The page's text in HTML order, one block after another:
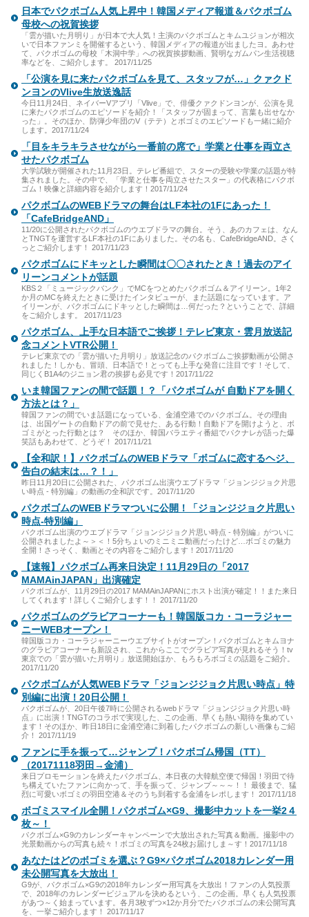
日本でパクボゴム人気上昇中！韓国メディア報道＆パクボゴム
母校への祝賀挨拶
「雲が描いた月明り」が日本で大人気！主演のパクボゴムとキムユジョンが相次
いで日本ファンミを開催するという、韓国メディアの報道が出ましたヨ。あわせ
て、パクボゴムの母校「木洞中学」への祝賀挨拶動画、賢明なガムパン生活視聴
率などを、ご紹介します。 2017/11/25
「公演を見に来たパクボゴムを見て、スタッフが…」クァクド
ンヨンのVlive生放送逸話
今日11月24日、ネイバーVアプリ「Vlive」で、俳優クァクドンヨンが、公演を見
に来たパクボゴムのエピソードを紹介！「スタッフが固まって、言葉も出せなか
った」。そのほか、防弾少年団のV（テテ）とボゴミのエピソードも一緒に紹介
します。2017/11/24
「目をキラキラさせながら一番前の席で」学業と仕事を両立さ
せたパクボゴム
大学試験が開催された11月23日。テレビ番組で、スターの受験や学業の話題が特
集されました。その中で、「学業と仕事を両立させたスター」の代表格にパクボ
ゴム！映像と詳細内容を紹介します！2017/11/24
パクボゴムのWEBドラマの舞台はLF本社の1Fにあった！
「CafeBridgeAND」
11/20に公開されたパクボゴムのウエブドラマの舞台。そう、あのカフェは、なん
とTNGTを運営するLF本社の1Fにありました。その名も、CafeBridgeAND。さく
っとご紹介します！ 2017/11/23
パクボゴムにドキッとした瞬間は〇〇されたとき！過去のアイ
リーンコメントが話題
KBS２「ミュージックバンク」でMCをつとめたパクボゴム＆アイリーン。1年2
か月のMCを終えたときに受けたインタビューが、また話題になっています。ア
イリーンが、パクボゴムにドキッとした瞬間は…何だった？ということで、詳細
をご紹介します。 2017/11/23
パクボゴム、上手な日本語でご挨拶！テレビ東京・雲月放送記
念コメントVTR公開！
テレビ東京での「雲が描いた月明り」放送記念のパクボゴムご挨拶動画が公開さ
れました！しかも、冒頭、日本語で！とっても上手な発音に注目です！そして、
同じくB1A4のジニョン君の挨拶も必見です！2017/11/22
いま韓国ファンの間で話題！？「パクボゴムが 自動ドアを開く
方法とは？」
韓国ファンの間でいま話題になっている、金浦空港でのパクボゴム。その理由
は、出国ゲートの自動ドアの前で見せた、ある行動！自動ドアを開けようと、ボ
ゴミがとった行動とは？ そのほか、韓国バラエティ番組でパクナレが語った爆
笑話もあわせて、どうぞ！ 2017/11/21
【全和訳！】パクボゴムのWEBドラマ「ボゴムに恋するヘジ、
告白の結末は…？！」
昨日11月20日に公開された、パクボゴム出演ウエブドラマ「ジョンジジョク片思
い時点 - 特別編」の動画の全和訳です。2017/11/20
パクボゴムのWEBドラマついに公開！「ジョンジジョク片思い
時点-特別編」
パクボゴム出演のウエブドラマ「ジョンジジョク片思い時点 - 特別編」がついに
公開されましたよ～＞＜！5分ちょいのミニミニ動画だったけど…ボゴミの魅力
全開！さっそく、動画とその内容をご紹介します！2017/11/20
【速報】パクボゴム再来日決定！11月29日の「2017
MAMAinJAPAN」出演確定
パクボゴムが、11月29日の2017 MAMAinJAPANにホスト出演が確定！！また来日
してくれます！詳しくご紹介します！！ 2017/11/20
パクボゴムのグラビアコーナーも！韓国版コカ・コーラジャー
ニーWEBオープン！
韓国版コカ・コーラジャーニーウエブサイトがオープン！パクボゴムとキムヨナ
のグラビアコーナーも新設され、これからここでグラビア写真が見れるそう！tv
東京での「雲が描いた月明り」放送開始ほか、もろもろボゴミの話題をご紹介。
2017/11/20
パクボゴムが人気WEBドラマ「ジョンジジョク片思い時点」特
別編に出演！20日公開！
パクボゴムが、20日午後7時に公開されるwebドラマ「ジョンジジョク片思い時
点」に出演！TNGTのコラボで実現した、この企画、早くも熱い期待を集めてい
ます！そのほか、昨日18日に金浦空港に到着したパクボゴムの新しい画像もご紹
介！ 2017/11/19
ファンに手を振って…ジャンプ！パクボゴム帰国（TT）
（20171118羽田→金浦）
来日プロモーションを終えたパクボゴム、本日夜の大韓航空便で帰国！羽田で待
ち構えていたファンに向かって、手を振って、ジャンプ～～～！！ 最後まで、猛
烈に可愛いボゴミの羽田空港＆そのうち到着する金浦をレポします！ 2017/11/18
ボゴミスマイル全開！パクボゴム×G9、撮影中カットを一挙2４
枚～！
パクボゴム×G9のカレンダーキャンペーンで大放出された写真＆動画。撮影中の
光景動画からの写真も続々！ボゴミの写真を24枚お届けしま～す！2017/11/18
あなたはどのボゴミを選ぶ？G9×パクボゴム2018カレンダー用
未公開写真を大放出！
G9が、パクボゴム×G9の2018年カレンダー用写真を大放出！ファンの人気投票
で、2018年のカレンダービジュアルを決めるという、この企画。早くも人気投票
があつ～く始まっています。各月3枚ずつ×12か月分でたパクボゴムの未公開写真
を、一挙ご紹介します！ 2017/11/17